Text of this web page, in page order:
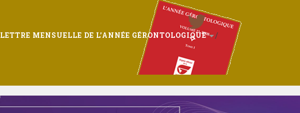
LETTRE MENSUELLE DE L’ANNÉE GÉRONTOLOGIQUE